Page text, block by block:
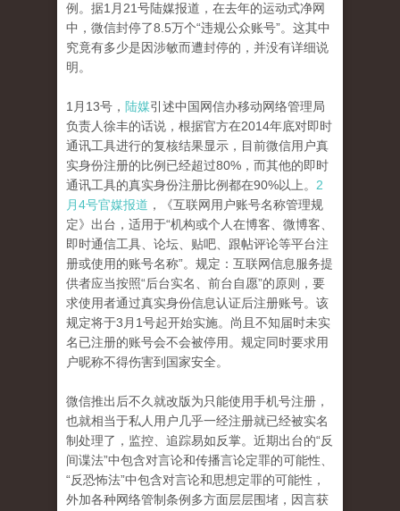
例。据1月21号陆媒报道，在去年的运动式净网
中，微信封停了8.5万个“违规公众账号”。这其中
究竟有多少是因涉敏而遭封停的，并没有详细说
明。
1月13号， 陆媒引述中国网信办移动网络管理局
负责人徐丰的话说，根据官方在2014年底对即时
通讯工具进行的复核结果显示，目前微信用户真
实身份注册的比例已经超过80%，而其他的即时
通讯工具的真实身份注册比例都在90%以上。 2
月4号官媒报道 ，《互联网用户账号名称管理规
定》出台，适用于“机构或个人在博客、微博客、
即时通信工具、论坛、贴吧、跟帖评论等平台注
册或使用的账号名称”。规定：互联网信息服务提
供者应当按照“后台实名、前台自愿”的原则，要
求使用者通过真实身份信息认证后注册账号。该
规定将于3月1号起开始实施。尚且不知届时未实
名已注册的账号会不会被停用。规定同时要求用
户昵称不得伤害到国家安全。
微信推出后不久就改版为只能使用手机号注册，
也就相当于私人用户几乎一经注册就已经被实名
制处理了，监控、追踪易如反掌。近期出台的“反
间谍法”中包含对言论和传播言论定罪的可能性、
“反恐怖法”中包含对言论和思想定罪的可能性，
外加各种网络管制条例多方面层层围堵，因言获